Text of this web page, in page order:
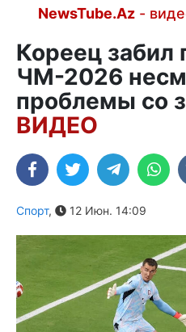
NewsTube.Az-
Кореец забил
ЧМ-2026
проблемы со
ВИДЕО
Спорт, 12 Июн. 14:09